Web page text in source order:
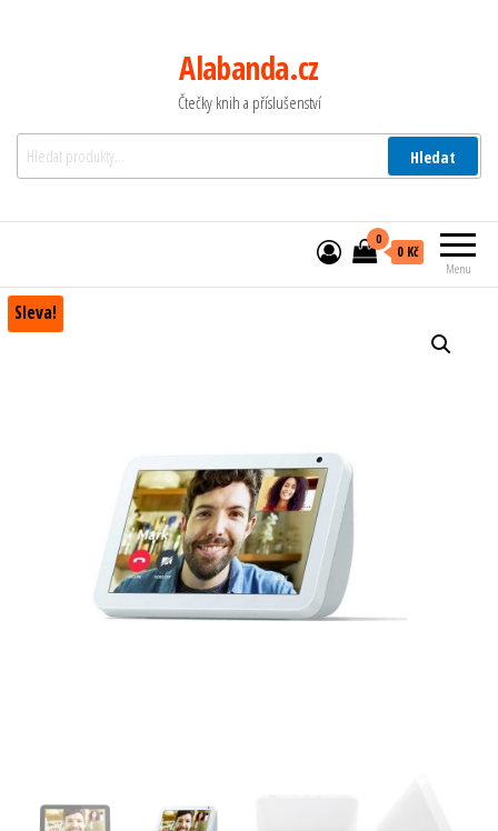
Alabanda.cz
Čtečky knih a příslušenství
Hledat:
Hledat
Menu
0
0 Kč
Sleva!